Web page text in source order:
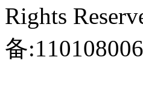
Rights
备